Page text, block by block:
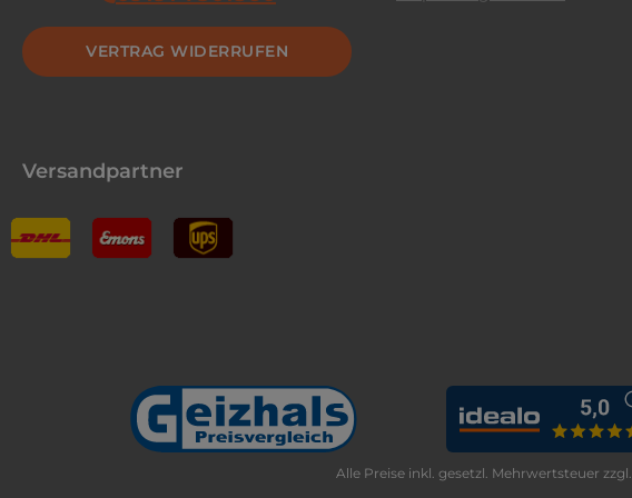
VERTRAG WIDERRUFEN
Versandpartner
Alle Preise inkl. gesetzl. Mehrwertsteuer zzgl.